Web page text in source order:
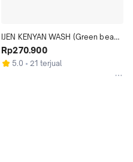
IJEN KENYAN WASH (Green beans
- biji kopi)
Rp270.900
5.0 21 terjual